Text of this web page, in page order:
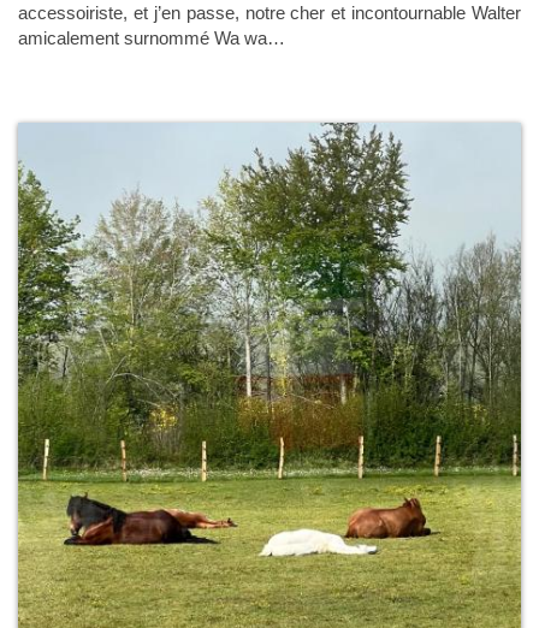
accessoiriste, et j’en passe, notre cher et incontournable Walter
amicalement surnommé Wa wa…